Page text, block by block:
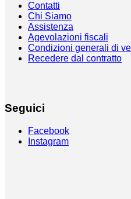
Contatti
Chi Siamo
Assistenza
Agevolazioni fiscali
Condizioni generali di
Recedere dal contratto
Seguici
Facebook
Instagram